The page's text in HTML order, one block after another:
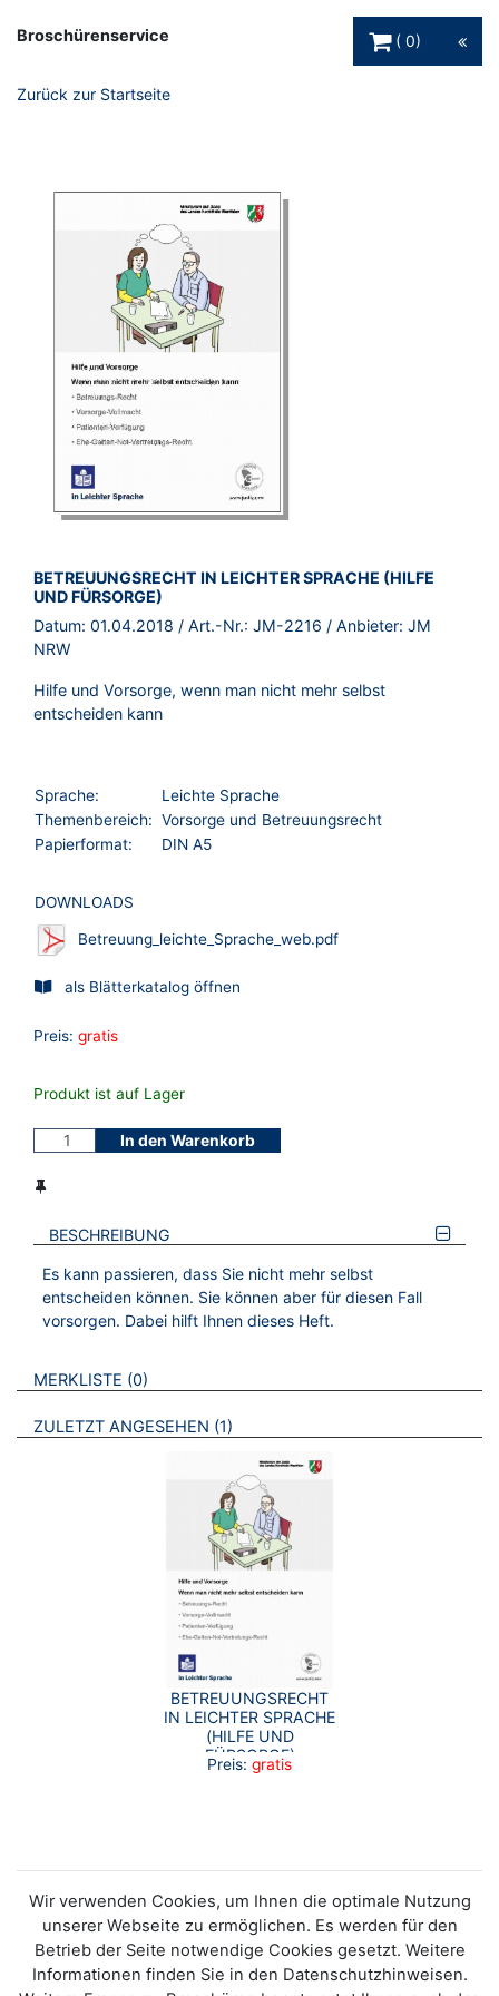
Broschürenservice
0
Zurück zur Startseite
BROSCHÜRE:
BETREUUNGSRECHT IN LEICHTER SPRACHE (HILFE
UND FÜRSORGE)
Datum: 01.04.2018 / Art.-Nr.: JM-2216 / Anbieter: JM
NRW
Hilfe und Vorsorge, wenn man nicht mehr selbst
entscheiden kann
Sprache:
Leichte Sprache
Themenbereich: Vorsorge und Betreuungsrecht
Papierformat:
DIN A5
DOWNLOADS
Betreuung_leichte_Sprache_web.pdf
als Blätterkatalog öffnen
Preis: gratis
Produkt ist auf Lager
In den Warenkorb
BESCHREIBUNG
Es kann passieren, dass Sie nicht mehr selbst
entscheiden können. Sie können aber für diesen Fall
vorsorgen. Dabei hilft Ihnen dieses Heft.
VERWEISE AUF VERMERKTE- ODER ZULETZT ANGESEHENE
MERKLISTE 0 BROSCHÜREN
ZULETZT ANGESEHEN 1 BROSCHÜREN
BETREUUNGSRECHT
IN LEICHTER SPRACHE
(HILFE UND
FÜRSORGE)
Preis: gratis
Wir verwenden Cookies, um Ihnen die optimale Nutzung
unserer Webseite zu ermöglichen. Es werden für den
Betrieb der Seite notwendige Cookies gesetzt. Weitere
Informationen finden Sie in den Datenschutzhinweisen.